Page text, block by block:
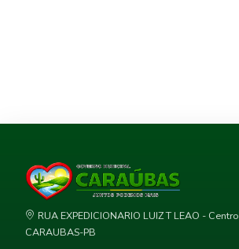
RUA EXPEDICIONARIO LUIZ T LEAO - Centro
CARAUBAS-PB